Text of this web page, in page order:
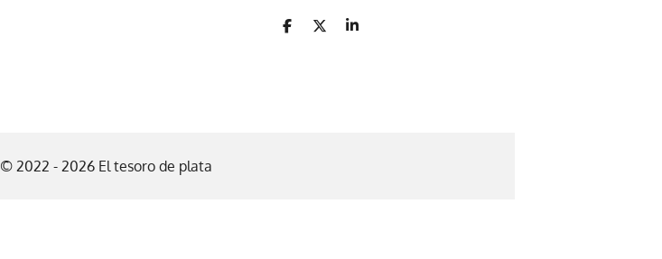
C
C
C
© 2022 - 2026 El tesoro de plata